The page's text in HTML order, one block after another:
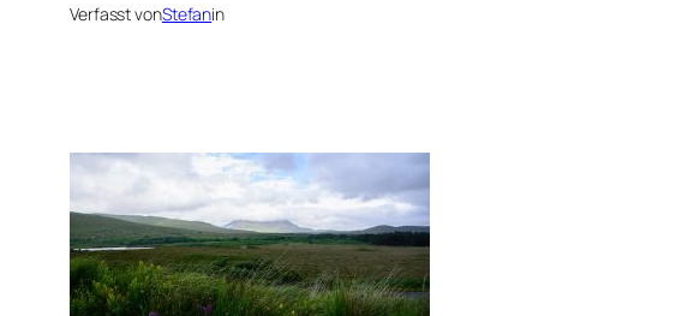
Verfasst vonStefanin